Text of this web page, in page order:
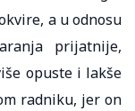
a u odnosu
prijatnije,
opuste i lakše
radniku, jer on